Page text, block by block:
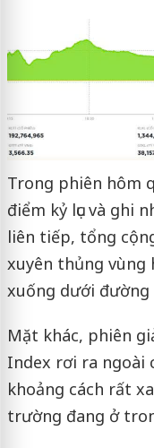
Trong phiên hôm
điểm kỷ lục và ghi
liên tiếp, tổng
xuyên thủng vùng
xuống dưới đường
Mặt khác, phiên
Index rơi ra ngoài
khoảng cách rất
trường đang ở